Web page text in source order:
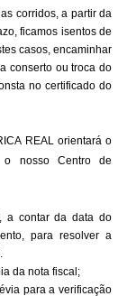
corridos, a partir da
ficamos isentos de
casos, encaminhar
conserto ou troca do
no certificado do
REAL orientará o
o nosso Centro de
a contar da data do
para resolver a
da nota fiscal;
para a verificação